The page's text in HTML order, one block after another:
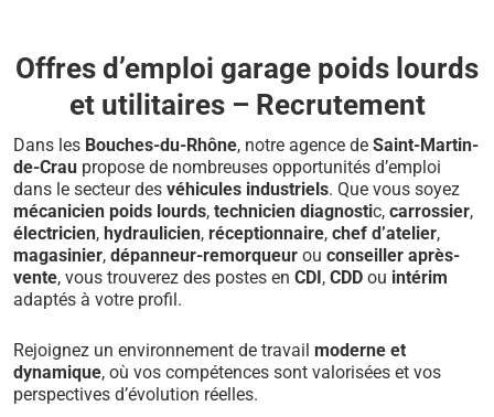
Offres d’emploi garage poids lourds
et utilitaires – Recrutement
Dans les Bouches-du-Rhône, notre agence de Saint-Martin-
de-Crau propose de nombreuses opportunités d’emploi
dans le secteur des véhicules industriels. Que vous soyez
mécanicien poids lourds, technicien diagnostic, carrossier,
électricien, hydraulicien, réceptionnaire, chef d’atelier,
magasinier, dépanneur-remorqueur ou conseiller après-
vente, vous trouverez des postes en CDI , CDD ou intérim
adaptés à votre profil.
Rejoignez un environnement de travail moderne et
dynamique, où vos compétences sont valorisées et vos
perspectives d’évolution réelles.